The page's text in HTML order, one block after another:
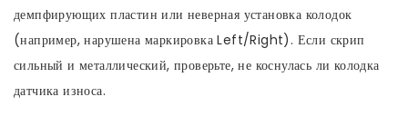
демпфирующих пластин или неверная установка колодок
(например, нарушена маркировка Left/Right). Если скрип
сильный и металлический, проверьте, не коснулась ли колодка
датчика износа.